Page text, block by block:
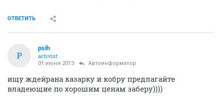
ОТВЕТИТЬ
P
psih
activist
01 июня 2013 Автоинформатор
ищу ждейрана казарку и кобру предлагайте
владеющие по хорошим ценам заберу))))